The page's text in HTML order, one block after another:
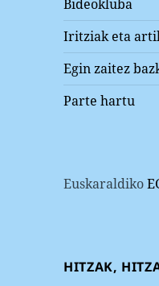
Bideokluba
Iritziak eta
Egin zaitez
Parte hartu
Euskaraldiko
HITZAK,